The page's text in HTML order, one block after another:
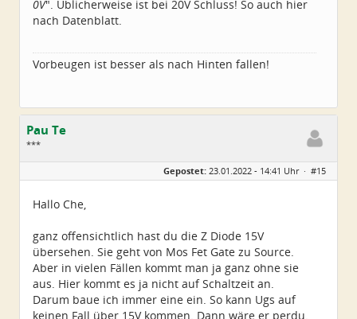
0V". Üblicherweise ist bei 20V Schluss! So auch hier
nach Datenblatt.
Vorbeugen ist besser als nach Hinten fallen!
Pau Te
***
Geschlecht:
Alter:
81
Dabei seit:
Gepostet: 23.01.2022 - 14:41 Uhr · #15
Hallo Che,
ganz offensichtlich hast du die Z Diode 15V
übersehen. Sie geht von Mos Fet Gate zu Source.
Aber in vielen Fällen kommt man ja ganz ohne sie
aus. Hier kommt es ja nicht auf Schaltzeit an.
Darum baue ich immer eine ein. So kann Ugs auf
keinen Fall über 15V kommen. Dann wäre er perdu.